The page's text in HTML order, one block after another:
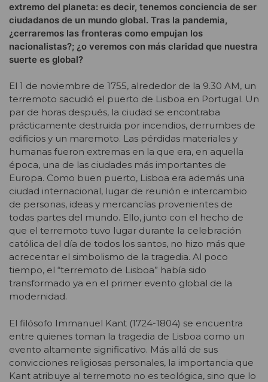
extremo del planeta: es decir, tenemos conciencia de ser
ciudadanos de un mundo global. Tras la pandemia,
¿cerraremos las fronteras como empujan los
nacionalistas?; ¿o veremos con más claridad que nuestra
suerte es global?
El 1 de noviembre de 1755, alrededor de la 9.30 AM, un
terremoto sacudió el puerto de Lisboa en Portugal. Un
par de horas después, la ciudad se encontraba
prácticamente destruida por incendios, derrumbes de
edificios y un maremoto. Las pérdidas materiales y
humanas fueron extremas en la que era, en aquella
época, una de las ciudades más importantes de
Europa. Como buen puerto, Lisboa era además una
ciudad internacional, lugar de reunión e intercambio
de personas, ideas y mercancías provenientes de
todas partes del mundo. Ello, junto con el hecho de
que el terremoto tuvo lugar durante la celebración
católica del día de todos los santos, no hizo más que
acrecentar el simbolismo de la tragedia. Al poco
tiempo, el “terremoto de Lisboa” había sido
transformado ya en el primer evento global de la
modernidad.
El filósofo Immanuel Kant (1724-1804) se encuentra
entre quienes toman la tragedia de Lisboa como un
evento altamente significativo. Más allá de sus
convicciones religiosas personales, la importancia que
Kant atribuye al terremoto no es teológica, sino que lo